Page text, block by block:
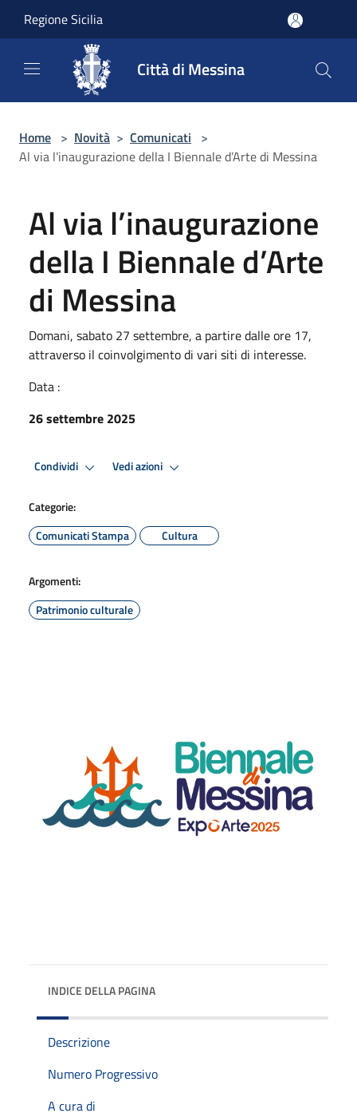
Regione Sicilia
Città di Messina
Home > Novità > Comunicati >
Al via l’inaugurazione della I Biennale d’Arte di Messina
Al via l’inaugurazione
della I Biennale d’Arte
di Messina
Domani, sabato 27 settembre, a partire dalle ore 17,
attraverso il coinvolgimento di vari siti di interesse.
Data :
26 settembre 2025
Condividi Vedi azioni
Categorie:
Comunicati Stampa
Cultura
Argomenti:
Patrimonio culturale
INDICE DELLA PAGINA
Descrizione
Numero Progressivo
A cura di